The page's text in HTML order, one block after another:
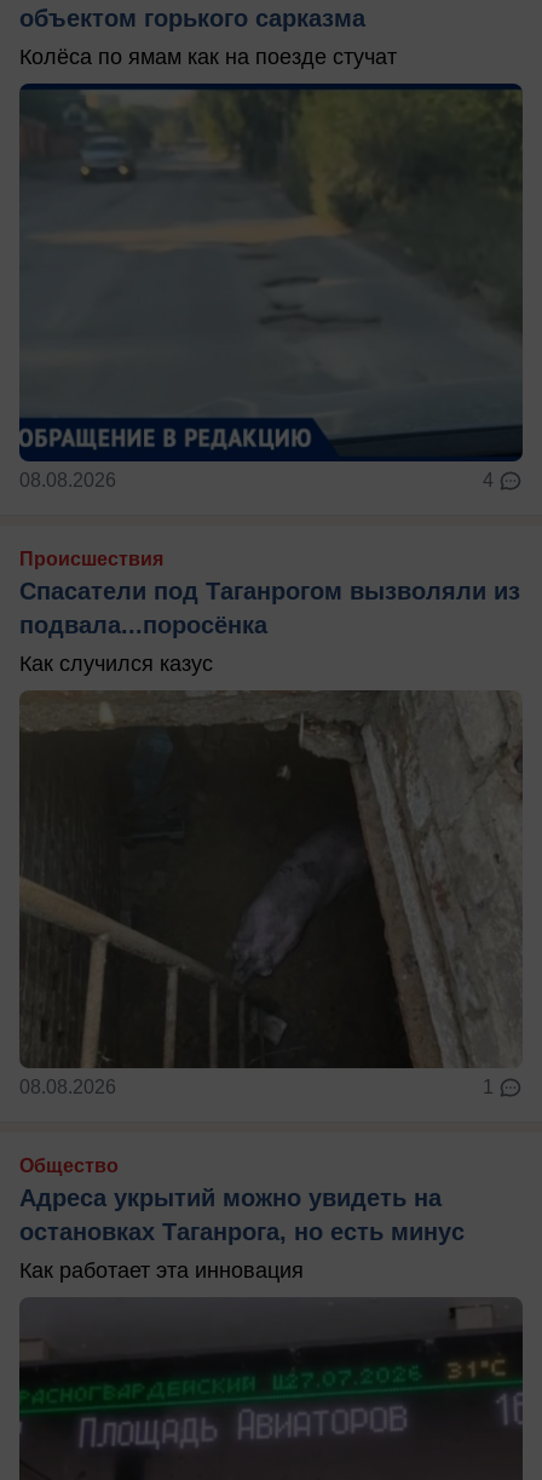
объектом горького сарказма
Колёса по ямам как на поезде стучат
08.08.2026 4
Происшествия
Спасатели под Таганрогом вызволяли из
подвала...поросёнка
Как случился казус
08.08.2026 1
Общество
Адреса укрытий можно увидеть на
остановках Таганрога, но есть минус
Как работает эта инновация